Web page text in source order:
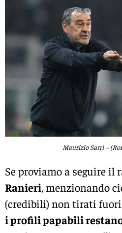
Maurizio Sarri –
Se proviamo a seguire il
Ranieri, menzionando
(credibili) non tirati
i profili papabili